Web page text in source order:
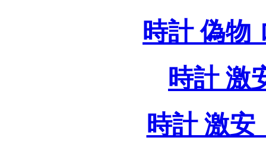
時計 偽物
時計 激
時計 激安